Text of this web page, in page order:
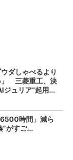
ウダしゃべるより
」 三菱重工、決
ジュリア”起用...
時間」減ら
がすご...